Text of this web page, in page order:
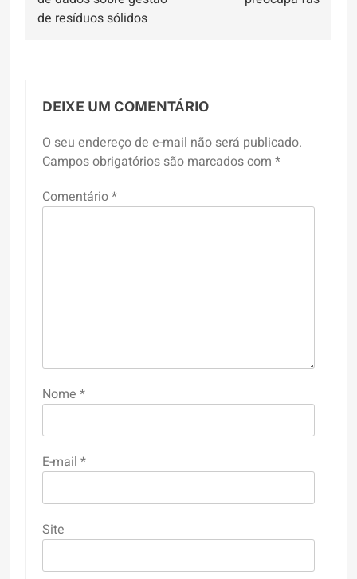
de resíduos sólidos
DEIXE UM COMENTÁRIO
O seu endereço de e-mail não será publicado.
Campos obrigatórios são marcados com *
Comentário*
Nome *
E-mail *
Site